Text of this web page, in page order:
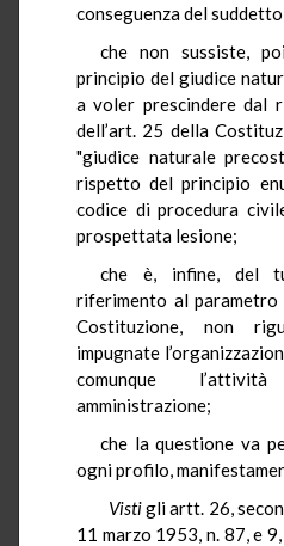
conseguenza del
che non sussiste,
principio del giudice
a voler prescindere dal
dell’art. 25 della
"giudice naturale
rispetto del principio
codice di procedura
prospettata lesione;
che è, infine, del
riferimento al parametro
Costituzione, non
impugnate
comunque
amministrazione;
che la questione va
ogni profilo,
Vistigli artt. 26,
11 marzo 1953, n. 87, e